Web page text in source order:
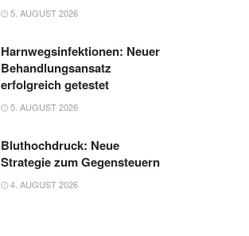
5. AUGUST 2026
Harnwegsinfektionen: Neuer
Behandlungsansatz
erfolgreich getestet
5. AUGUST 2026
Bluthochdruck: Neue
Strategie zum Gegensteuern
4. AUGUST 2026